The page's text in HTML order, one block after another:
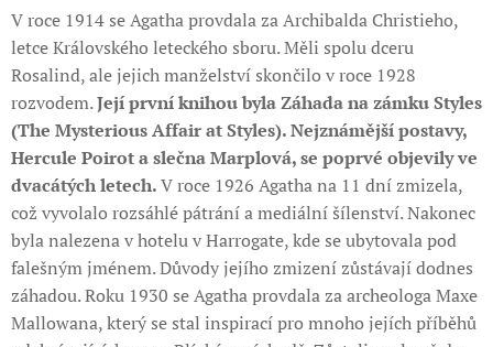
V roce 1914 se Agatha provdala za Archibalda Christieho,
letce Královského leteckého sboru. Měli spolu dceru
Rosalind, ale jejich manželství skončilo v roce 1928
rozvodem.Její první knihou byla Záhada na zámku Styles
(The Mysterious Affair at Styles). Nejznámější postavy,
Hercule Poirot a slečna Marplová, se poprvé objevily ve
dvacátých letech.V roce 1926 Agatha na 11 dní zmizela,
což vyvolalo rozsáhlé pátrání a mediální šílenství. Nakonec
byla nalezena v hotelu v Harrogate, kde se ubytovala pod
falešným jménem. Důvody jejího zmizení zůstávají dodnes
záhadou. Roku 1930 se Agatha provdala za archeologa Maxe
Mallowana, který se stal inspirací pro mnoho jejích příběhů